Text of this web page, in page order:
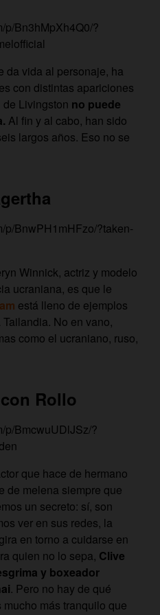
p/Bn3hMpXh4Q0/?
da vida al personaje, ha
con distintas apariciones
de Livingston no puede
Al fin y al cabo, han sido
largos años. Eso no se
p/BnwPH1mHFzo/?taken-
Winnick, actriz y modelo
ucraniana, es que le
está lleno de ejemplos
No en vano,
como el ucraniano, ruso,
Rollo
p/BmcwuUDlJSz/?
que hace de hermano
de melena siempre que
un secreto: sí, son
ver en sus redes, la
en torno a cuidarse en
quien no lo sepa, Clive
y boxeador
. Pero no hay de qué
más tranquilo que